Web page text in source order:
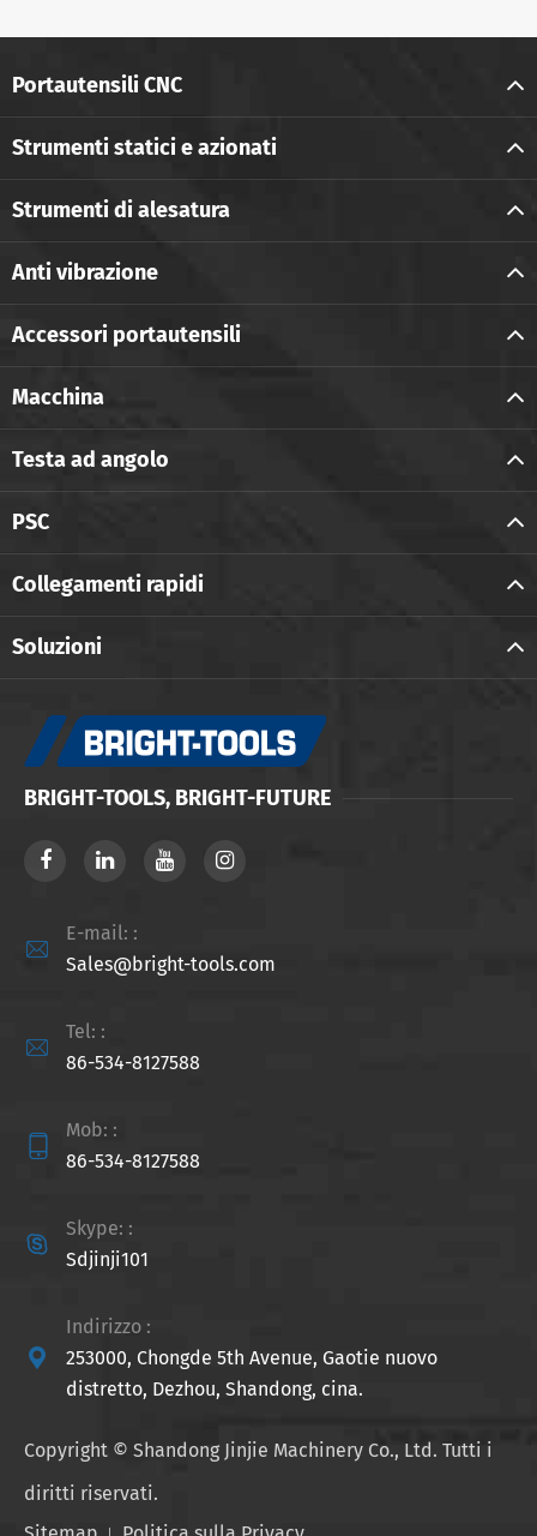
Portautensili CNC
Strumenti statici e azionati
Strumenti di alesatura
Anti vibrazione
Accessori portautensili
Macchina
Testa ad angolo
PSC
Collegamenti rapidi
Soluzioni
BRIGHT-TOOLS, BRIGHT-FUTURE

E-mail: :
Sales@bright-tools.com

Tel: :
86-534-8127588

Mob: :
86-534-8127588

Skype: :
Sdjinji101

Indirizzo :
253000, Chongde 5th Avenue, Gaotie nuovo
distretto, Dezhou, Shandong, cina.
Copyright © Shandong Jinjie Machinery Co., Ltd. Tutti i
diritti riservati.